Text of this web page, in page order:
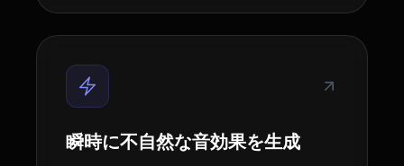
瞬時に不自然な音効果を生成